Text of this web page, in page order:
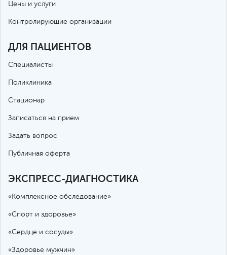
Цены и услуги
Контролирующие организации
ДЛЯ ПАЦИЕНТОВ
Специалисты
Поликлиника
Стационар
Записаться на прием
Задать вопрос
Публичная оферта
ЭКСПРЕСС-ДИАГНОСТИКА
«Комплексное обследование»
«Спорт и здоровье»
«Сердце и сосуды»
«Здоровье мужчин»